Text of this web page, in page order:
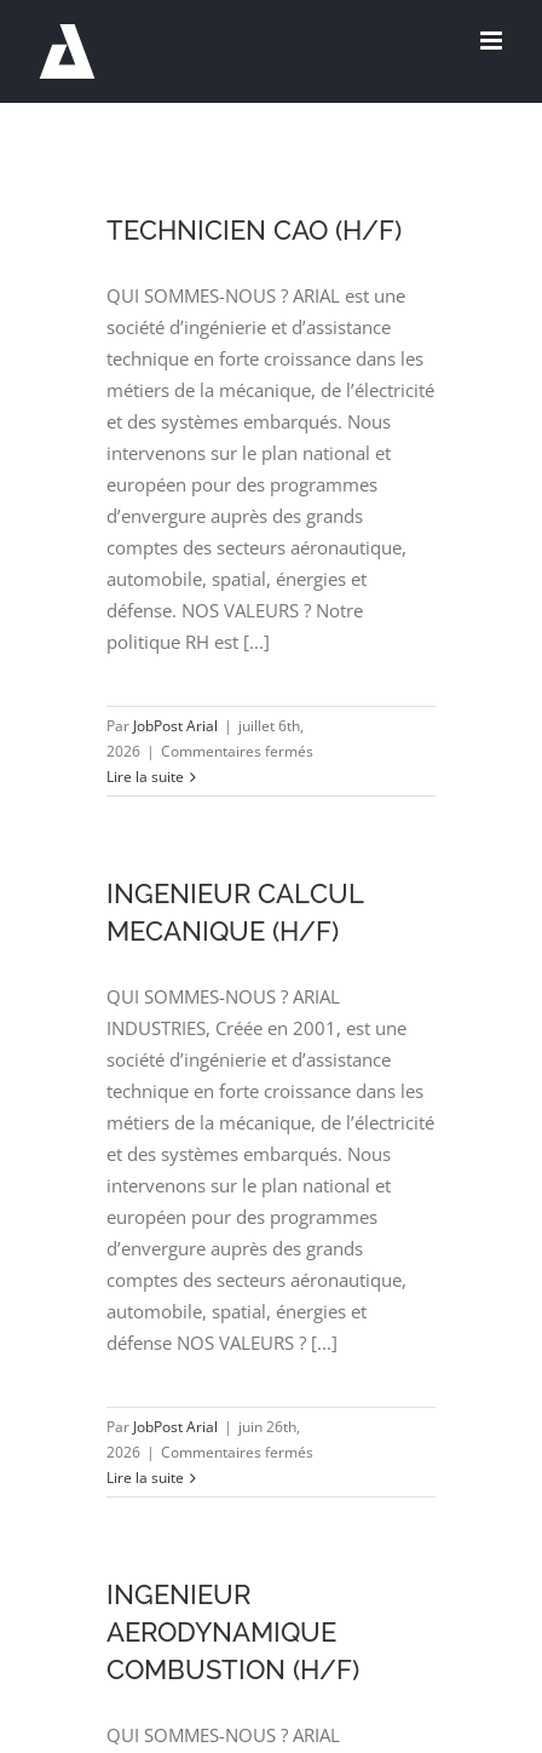
contenu
TECHNICIEN CAO (H/F)
QUI SOMMES-NOUS ? ARIAL est une
société d’ingénierie et d’assistance
technique en forte croissance dans les
métiers de la mécanique, de l’électricité
et des systèmes embarqués. Nous
intervenons sur le plan national et
européen pour des programmes
d’envergure auprès des grands
comptes des secteurs aéronautique,
automobile, spatial, énergies et
défense. NOS VALEURS ? Notre
politique RH est [...]
Par JobPost Arial | juillet 6th,
2026 | Commentaires fermés
CAO
Lire la suite
INGENIEUR CALCUL
MECANIQUE (H/F)
QUI SOMMES-NOUS ? ARIAL
INDUSTRIES, Créée en 2001, est une
société d’ingénierie et d’assistance
technique en forte croissance dans les
métiers de la mécanique, de l’électricité
et des systèmes embarqués. Nous
intervenons sur le plan national et
européen pour des programmes
d’envergure auprès des grands
comptes des secteurs aéronautique,
automobile, spatial, énergies et
défense NOS VALEURS ? [...]
Par JobPost Arial | juin 26th,
2026 | Commentaires fermés
CALCUL
Lire la suite
INGENIEUR
AERODYNAMIQUE
COMBUSTION (H/F)
QUI SOMMES-NOUS ? ARIAL